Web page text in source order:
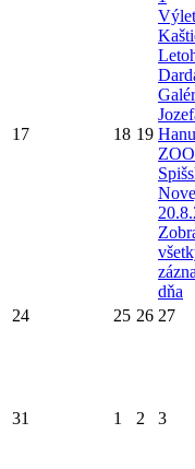
17 18 19
dňa
24 25 26 27
31 1 2 3